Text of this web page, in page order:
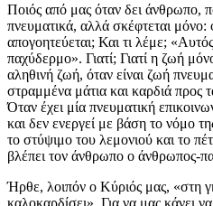
Ποιός από μας όταν δει άνθρωπο,
πνευματικά, αλλά σκέφτεται
απογοητεύεται; Και τι λέμε;
παχύδερμο». Γιατί; Γιατί η ζωή
αληθινή ζωή, όταν είναι ζωή
στραμμένα μάτια και καρδιά προς
Όταν έχει μία πνευματική
και δεν ενεργεί με βάση το νόμο
το στύψιμο του λεμονιού και το
βλέπει τον άνθρωπο ο άνθρωπος-
Ήρθε, λοιπόν ο Κύριός μας, «στη
καλοκαρδίσει». Για να μας κάνει